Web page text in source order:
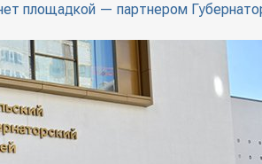
площадкой — партнером